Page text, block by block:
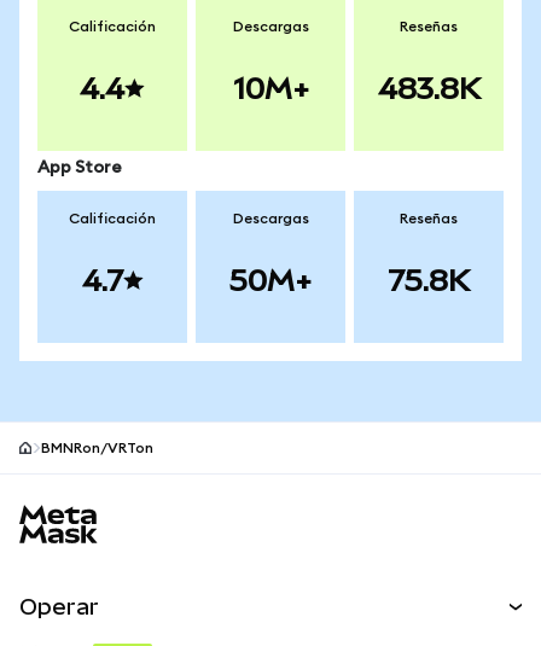
Calificación
4.4
Descargas
10M+
Reseñas
483.8K
App Store
Calificación
4.7
Descargas
50M+
Reseñas
75.8K
BMNRon/VRTon
Operar